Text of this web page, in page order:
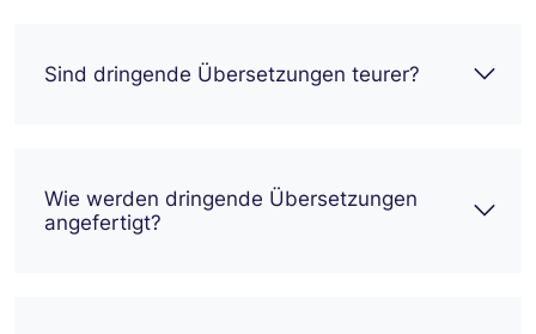
Sind dringende Übersetzungen teurer?
Wie werden dringende Übersetzungen
angefertigt?